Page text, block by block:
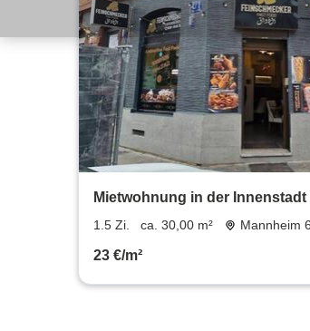
Mietwohnung in der Innenstadt
1.5 Zi. ca. 30,00 m² Mannheim
23 €/m²